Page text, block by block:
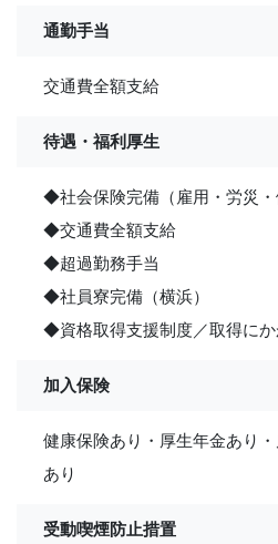
通勤手当
交通費全額支給
待遇・福利厚生
◆社会保険完備（雇用・労災・
◆交通費全額支給
◆超過勤務手当
◆社員寮完備（横浜）
◆資格取得支援制度／取得に
加入保険
健康保険あり・厚生年金あり
あり
受動喫煙防止措置